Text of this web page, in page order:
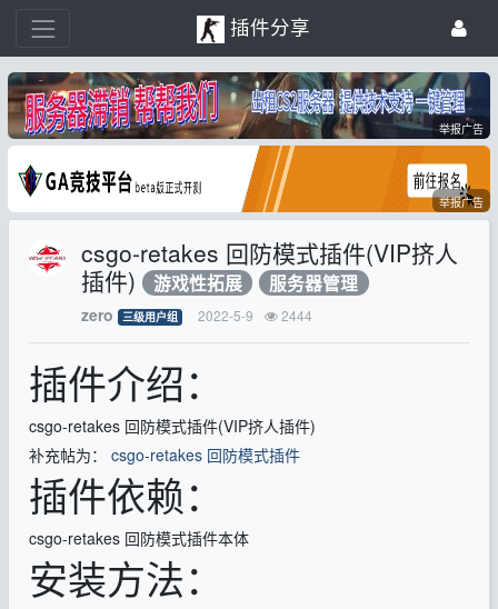
插件分享
举报广告
举报广告
csgo-retakes 回防模式插件(VIP挤人
插件) 游戏性拓展 服务器管理
zero 三级用户组 2022-5-9 2444
插件介绍：
csgo-retakes 回防模式插件(VIP挤人插件)
补充帖为：
csgo-retakes 回防模式插件
插件依赖：
csgo-retakes 回防模式插件本体
安装方法：